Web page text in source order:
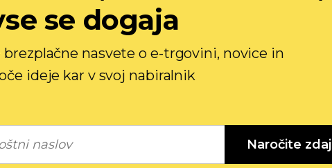
se dogaja
nasvete o e-trgovini, novice in
ideje kar v svoj nabiralnik
Naročite zdaj